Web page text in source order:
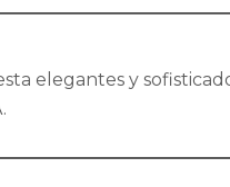
elegantes y